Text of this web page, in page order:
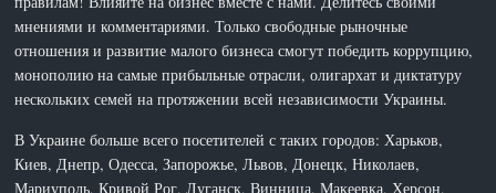
мнениями и комментариями. Только свободные рыночные
отношения и развитие малого бизнеса смогут победить коррупцию,
монополию на самые прибыльные отрасли, олигархат и диктатуру
нескольких семей на протяжении всей независимости Украины.
В Украине больше всего посетителей с таких городов: Харьков,
Киев, Днепр, Одесса, Запорожье, Львов, Донецк, Николаев,
Мариуполь, Кривой Рог, Луганск, Винница, Макеевка, Херсон,